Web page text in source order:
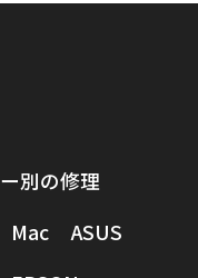
別の修理
Mac
ASUS